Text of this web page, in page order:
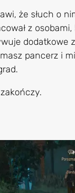
że słuch o
z
dodatkowe
pancerz i